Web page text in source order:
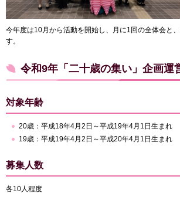
今年度は10月から活動を開始し、月に1回の全体会と
す。
令和9年「二十歳の集い」企画運
対象年齢
20歳：平成18年4月2日～平成19年4月1日生まれ
19歳：平成19年4月2日～平成20年4月1日生まれ
募集人数
各10人程度